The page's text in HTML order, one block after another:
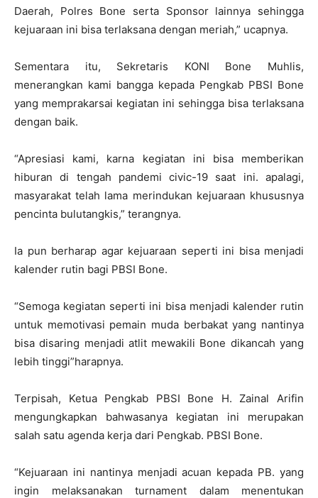
Daerah, Polres Bone serta Sponsor lainnya sehingga
kejuaraan ini bisa terlaksana dengan meriah,” ucapnya.
Sementara itu, Sekretaris KONI Bone Muhlis,
menerangkan kami bangga kepada Pengkab PBSI Bone
yang memprakarsai kegiatan ini sehingga bisa terlaksana
dengan baik.
“Apresiasi kami, karna kegiatan ini bisa memberikan
hiburan di tengah pandemi civic-19 saat ini. apalagi,
masyarakat telah lama merindukan kejuaraan khususnya
pencinta bulutangkis,” terangnya.
Ia pun berharap agar kejuaraan seperti ini bisa menjadi
kalender rutin bagi PBSI Bone.
“Semoga kegiatan seperti ini bisa menjadi kalender rutin
untuk memotivasi pemain muda berbakat yang nantinya
bisa disaring menjadi atlit mewakili Bone dikancah yang
lebih tinggi”harapnya.
Terpisah, Ketua Pengkab PBSI Bone H. Zainal Arifin
mengungkapkan bahwasanya kegiatan ini merupakan
salah satu agenda kerja dari Pengkab. PBSI Bone.
“Kejuaraan ini nantinya menjadi acuan kepada PB. yang
ingin melaksanakan turnament dalam menentukan